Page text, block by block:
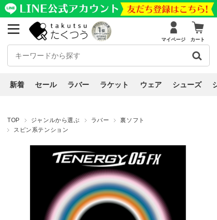
マイページ カート
新着 セール ラバー ラケット ウェア シューズ
TOP ジャンルから選ぶ ラバー
裏ソフト
スピン系テンション